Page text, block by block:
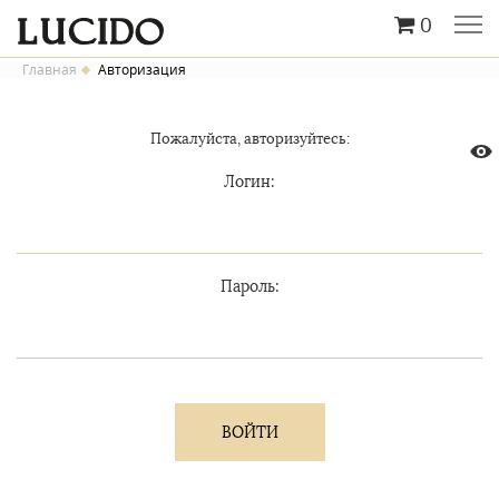
0
Главная Авторизация
Пожалуйста, авторизуйтесь:
Логин:
Пароль: